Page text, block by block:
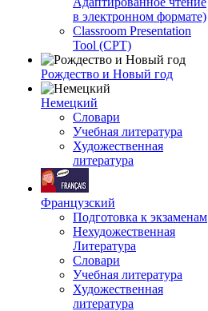
в электронном формате)
Classroom Presentation
Tool (CPT)
Рождество и Новый год
Немецкий
Словари
Учебная литература
Художественная
литература
Французский
Подготовка к экзаменам
Нехудожественная
Литература
Словари
Учебная литература
Художественная
литература